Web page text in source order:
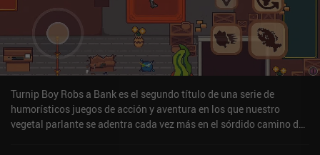
Turnip Boy Robs a Bank es el segundo título de una serie de
humorísticos juegos de acción y aventura en los que nuestro
vegetal parlante se adentra cada vez más en el sórdido camino de